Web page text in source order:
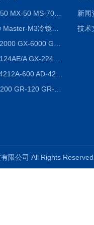
MF-50 MX-50 MS-70卤素水分测定仪 红外线水分仪
Dew Master-M3冷镜式露点仪
GX-124AE/A GX-224AE/A分析天平
新闻
技术
有限公司 All Rights